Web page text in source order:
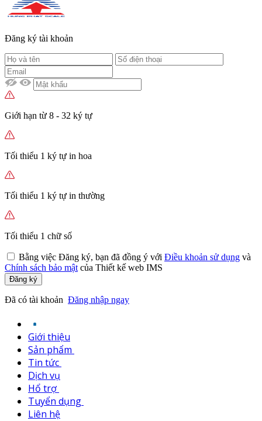
Đăng ký tài khoản
Giới hạn từ 8 - 32 ký tự
Tối thiểu 1 ký tự in hoa
Tối thiểu 1 ký tự in thường
Tối thiểu 1 chữ số
Bằng việc Đăng ký, bạn đã đồng ý với Điều khoản sử dụng và
Chính sách bảo mật của Thiết kế web IMS
Đăng ký
Đã có tài khoản Đăng nhập ngay
Giới thiệu
Sản phẩm
Tin tức
Dịch vụ
Hổ trợ
Tuyển dụng
Liên hệ